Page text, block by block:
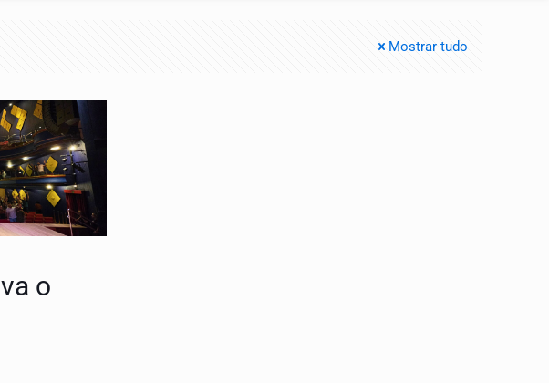
Mostrar tudo
o